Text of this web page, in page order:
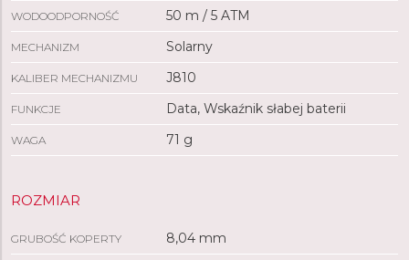
WODOODPORNOŚĆ 50 m / 5 ATM
MECHANIZM Solarny
KALIBER MECHANIZMU J810
FUNKCJE Data, Wskaźnik słabej baterii
WAGA 71 g
ROZMIAR
GRUBOŚĆ KOPERTY 8,04 mm